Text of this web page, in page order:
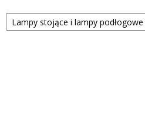
Kategorie